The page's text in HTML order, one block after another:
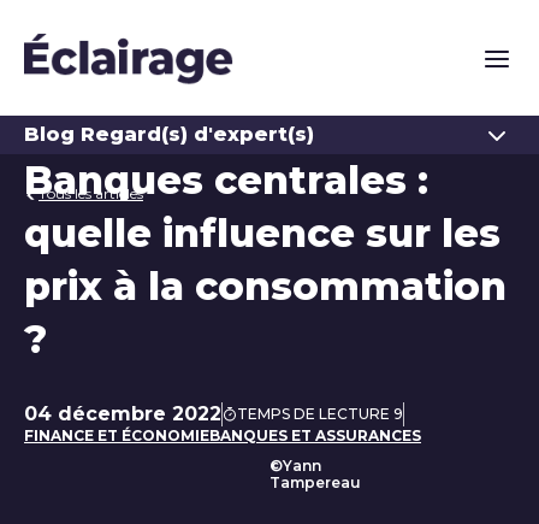
Blog Regard(s) d'expert(s)
Tous les articles
Banques centrales :
quelle influence sur les
prix à la consommation
?
Date de publication
04 décembre 2022
TEMPS DE LECTURE 9
FINANCE ET ÉCONOMIEBANQUES ET ASSURANCES
©Yann
Tampereau